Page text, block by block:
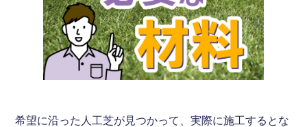
希望に沿った人工芝が見つかって、実際に施工するとな